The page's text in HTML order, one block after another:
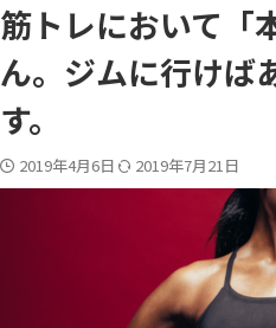
筋トレにおいて「
ん。ジムに行けば
す。
2019年4月6日 2019年7月21日